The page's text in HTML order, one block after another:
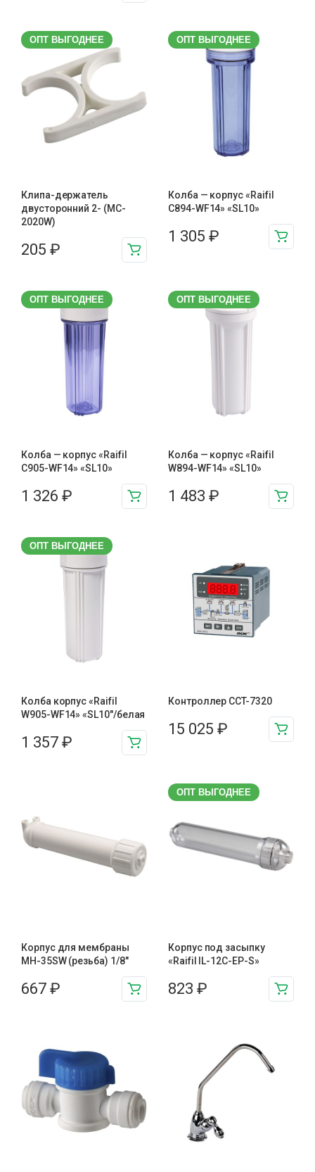
ОПТ ВЫГОДНЕЕ
Клипа-держатель
двусторонний 2- (MC-
2020W)
205 ₽
ОПТ ВЫГОДНЕЕ
Колба — корпус «Raifil
C894-WF14» «SL10»
1 305 ₽
ОПТ ВЫГОДНЕЕ
Колба — корпус «Raifil
C905-WF14» «SL10»
1 326 ₽
ОПТ ВЫГОДНЕЕ
Колба — корпус «Raifil
W894-WF14» «SL10»
1 483 ₽
ОПТ ВЫГОДНЕЕ
Колба корпус «Raifil
W905-WF14» «SL10″/белая
1 357 ₽
Контроллер CCT-7320
15 025 ₽
Корпус для мембраны
MH-35SW (резьба) 1/8"
667 ₽
ОПТ ВЫГОДНЕЕ
Корпус под засыпку
«Raifil IL-12C-EP-S»
823 ₽